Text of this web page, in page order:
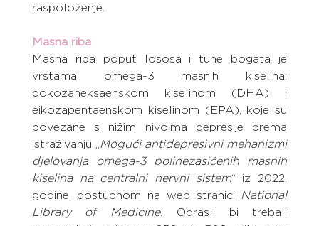
raspoloženje.
Masna riba
Masna riba poput lososa i tune bogata je
vrstama omega-3 masnih kiselina:
dokozaheksaenskom kiselinom (DHA) i
eikozapentaenskom kiselinom (EPA), koje su
povezane s nižim nivoima depresije prema
istraživanju „Mogući antidepresivni mehanizmi
djelovanja omega-3 polinezasićenih masnih
kiselina na centralni nervni sistem“ iz 2022.
godine, dostupnom na web stranici National
Library of Medicine. Odrasli bi trebali